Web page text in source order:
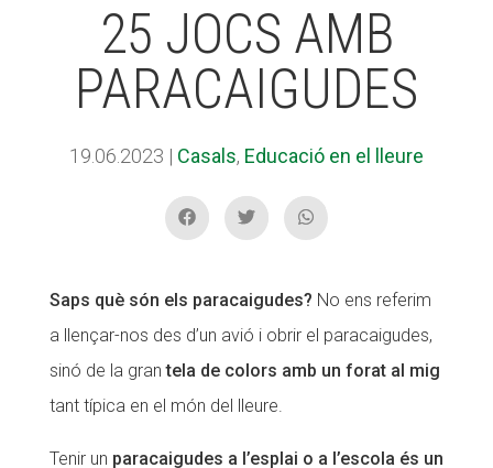
25 JOCS AMB
PARACAIGUDES
19.06.2023 | Casals, Educació en el lleure
Saps què són els paracaigudes? No ens referim
a llençar-nos des d’un avió i obrir el paracaigudes,
sinó de la grantela de colors amb un forat al mig
tant típica en el món del lleure.
Tenir un paracaigudes a l’esplai o a l’escola és un
ACCIÓ SOCIAL I JOVES
ESPLAIS